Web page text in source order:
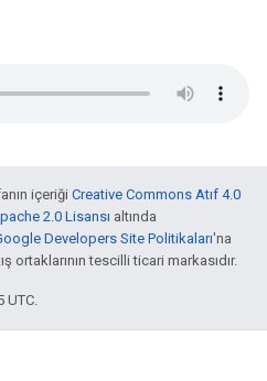
içeriği Creative Commons Atıf 4.0
2.0 Lisansı altında
Developers Site Politikaları'na
ortaklarının tescilli ticari markasıdır.
UTC.